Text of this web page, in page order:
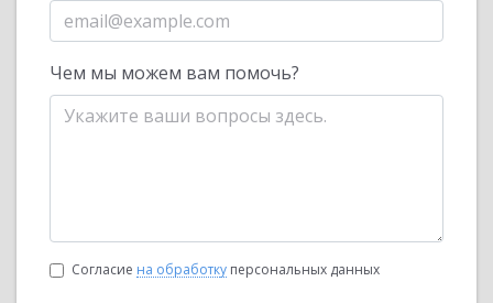
Чем мы можем вам помочь?
Согласие на обработку персональных данных